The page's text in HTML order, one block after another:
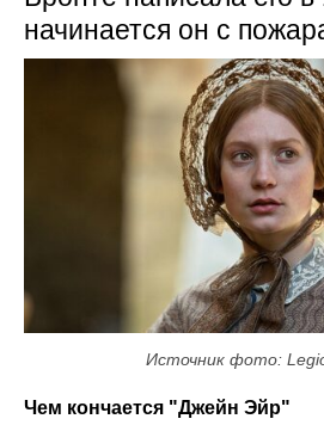
начинается он с
Источник фото:
Чем кончается "Джейн Эйр"